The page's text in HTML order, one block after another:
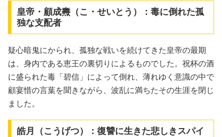
皇帝・顧成燾（こ・せいとう）：毒に倒れた孤
独な支配者
疑心暗鬼にかられ、孤独な戦いを続けてきた皇帝の最期
は、身内である恵王の裏切りによるものでした。祝杯の酒
に盛られた毒「碧信」によって倒れ、薄れゆく意識の中で
顧宴惜の言葉を聞きながら、波乱に満ちたその生涯を閉じ
ました。
皓月（こうげつ）：復讐に生きた悲しきスパイ